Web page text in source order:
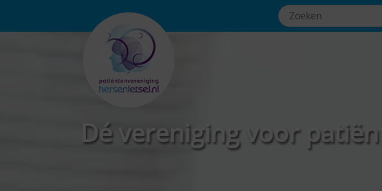
Dé vereniging voor